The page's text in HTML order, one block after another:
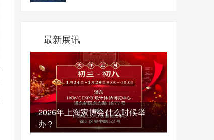
最新展讯
2026年上海家博会什么时候举
办？